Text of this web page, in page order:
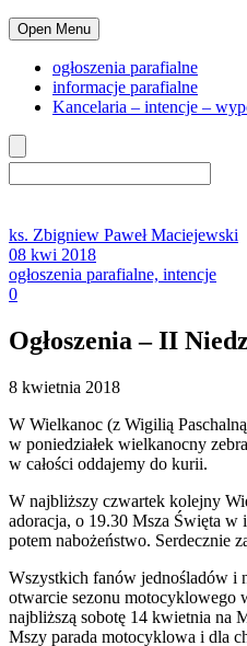
Open Menu
ogłoszenia parafialne
informacje parafialne
Kancelaria – intencje –
ks. Zbigniew Paweł Maciejewski
08 kwi 2018
ogłoszenia parafialne, intencje
0
Ogłoszenia – II
8 kwietnia 2018
W Wielkanoc (z Wigilią
w poniedziałek wielkanocny
w całości oddajemy do kurii.
W najbliższy czwartek kolejny
adoracja, o 19.30 Msza Święta
potem nabożeństwo. Serdecznie
Wszystkich fanów jednośladów i
otwarcie sezonu motocyklowego
najbliższą sobotę 14 kwietnia na
Mszy parada motocyklowa i dla